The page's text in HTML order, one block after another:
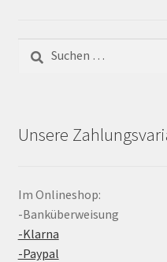
nach:
Unsere
Im Onlineshop:
-Banküberweisung
-Klarna
-Paypal